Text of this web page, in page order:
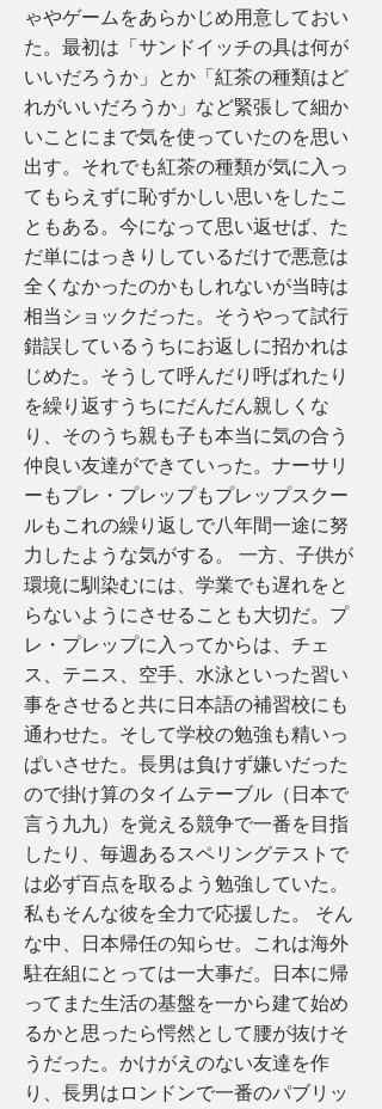
ゃやゲームをあらかじめ用意しておい
た。最初は「サンドイッチの具は何が
いいだろうか」とか「紅茶の種類はど
れがいいだろうか」など緊張して細か
いことにまで気を使っていたのを思い
出す。それでも紅茶の種類が気に入っ
てもらえずに恥ずかしい思いをしたこ
ともある。今になって思い返せば、た
だ単にはっきりしているだけで悪意は
全くなかったのかもしれないが当時は
相当ショックだった。そうやって試行
錯誤しているうちにお返しに招かれは
じめた。そうして呼んだり呼ばれたり
を繰り返すうちにだんだん親しくな
り、そのうち親も子も本当に気の合う
仲良い友達ができていった。ナーサリ
ーもプレ・プレップもプレップスクー
ルもこれの繰り返しで八年間一途に努
力したような気がする。 一方、子供が
環境に馴染むには、学業でも遅れをと
らないようにさせることも大切だ。プ
レ・プレップに入ってからは、チェ
ス、テニス、空手、水泳といった習い
事をさせると共に日本語の補習校にも
通わせた。そして学校の勉強も精いっ
ぱいさせた。長男は負けず嫌いだった
ので掛け算のタイムテーブル（日本で
言う九九）を覚える競争で一番を目指
したり、毎週あるスペリングテストで
は必ず百点を取るよう勉強していた。
私もそんな彼を全力で応援した。 そん
な中、日本帰任の知らせ。これは海外
駐在組にとっては一大事だ。日本に帰
ってまた生活の基盤を一から建て始め
るかと思ったら愕然として腰が抜けそ
うだった。かけがえのない友達を作
り、長男はロンドンで一番のパブリッ